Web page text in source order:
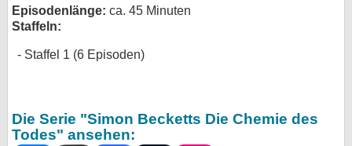
Episodenlänge: ca. 45 Minuten
Staffeln:
Staffel 1 (6 Episoden)
Die Serie "Simon Becketts Die Chemie des
Todes" ansehen:
Desktop-Ansicht